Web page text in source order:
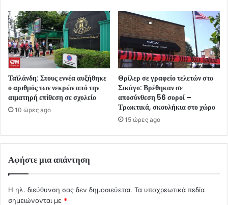
Ταϊλάνδη: Στους εννέα αυξήθηκε
ο αριθμός των νεκρών από την
αιματηρή επίθεση σε σχολείο
10 ώρες ago
Θρίλερ σε γραφείο τελετών στο
Σικάγο: Βρέθηκαν σε
αποσύνθεση 56 σοροί –
Τρωκτικά, σκουλήκια στο χώρο
15 ώρες ago
Αφήστε μια απάντηση
Η ηλ. διεύθυνση σας δεν δημοσιεύεται. Τα υποχρεωτικά πεδία
σημειώνονται με *